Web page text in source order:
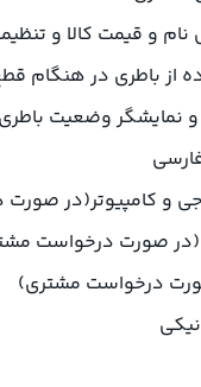
و نمایشگر وضعیت
و کامپیوتر(در
(در صورت درخواست
درخواست مشتری)